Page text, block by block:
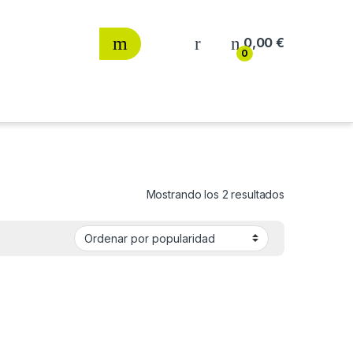
0
0,00€
Mostrando los 2 resultados